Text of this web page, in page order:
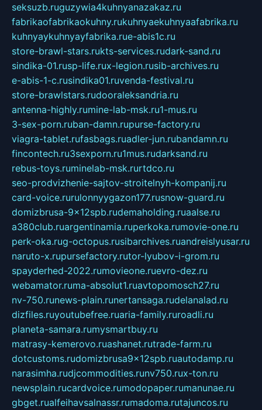
seksuzb.ruguzywia4kuhnyanazakaz.ru
fabrikaofabrikaokuhny.rukuhnyaekuhnyaafabrika.ru
kuhnyaykuhnyayfabrika.rue-abis1c.ru
store-brawl-stars.rukts-services.rudark-sand.ru
sindika-01.rusp-life.rux-legion.rusib-archives.ru
e-abis-1-c.rusindika01.ruvenda-festival.ru
store-brawlstars.rudooraleksandria.ru
antenna-highly.rumine-lab-msk.ru1-mus.ru
3-sex-porn.ruban-damn.rupurse-factory.ru
viagra-tablet.rufasbags.ruadler-jun.rubandamn.ru
fincontech.ru3sexporn.ru1mus.rudarksand.ru
rebus-toys.ruminelab-msk.rurtdco.ru
seo-prodvizhenie-sajtov-stroitelnyh-kompanij.ru
card-voice.rurulonnyygazon177.rusnow-guard.ru
domizbrusa-9x12spb.rudemaholding.ruaalse.ru
a380club.ruargentinamia.ruperkoka.rumovie-one.ru
perk-oka.rug-octopus.rusibarchives.ruandreislyusar.ru
naruto-x.rupursefactory.rutor-lyubov-i-grom.ru
spayderhed-2022.rumovieone.ruevro-dez.ru
webamator.ruma-absolut1.ruavtopomosch27.ru
nv-750.runews-plain.runertansaga.rudelanalad.ru
dizfiles.ruyoutubefree.ruaria-family.ruroadli.ru
planeta-samara.rumysmartbuy.ru
matrasy-kemerovo.ruashanet.rutrade-farm.ru
dotcustoms.rudomizbrusa9x12spb.ruautodamp.ru
narasimha.rudjcommodities.runv750.rux-ton.ru
newsplain.rucardvoice.rumodopaper.rumanunae.ru
gbget.rualfeihavsalnassr.rumadoma.rutajuncos.ru